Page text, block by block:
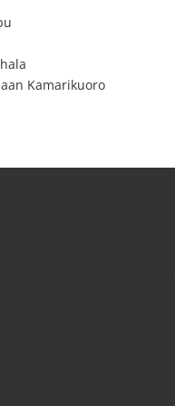
Kamarikuoro